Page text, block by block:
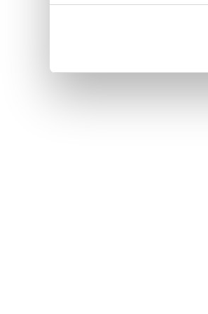
Customized front and black
Three handy card slots on the
Pocket inside, which is ideal for